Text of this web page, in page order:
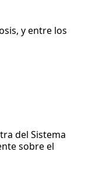
y entre los
del Sistema
sobre el